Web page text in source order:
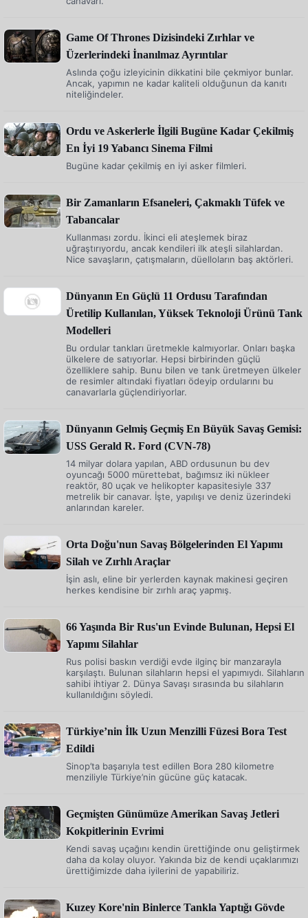
Game Of Thrones Dizisindeki Zırhlar ve
Üzerlerindeki İnanılmaz Ayrıntılar
Aslında çoğu izleyicinin dikkatini bile çekmiyor bunlar.
Ancak, yapımın ne kadar kaliteli olduğunun da kanıtı
niteliğindeler.
Ordu ve Askerlerle İlgili Bugüne Kadar Çekilmiş
En İyi 19 Yabancı Sinema Filmi
Bugüne kadar çekilmiş en iyi asker filmleri.
Bir Zamanların Efsaneleri, Çakmaklı Tüfek ve
Tabancalar
Kullanması zordu. İkinci eli ateşlemek biraz
uğraştırıyordu, ancak kendileri ilk ateşli silahlardan.
Nice savaşların, çatışmaların, düelloların baş aktörleri.
Dünyanın En Güçlü 11 Ordusu Tarafından
Üretilip Kullanılan, Yüksek Teknoloji Ürünü Tank
Modelleri
Bu ordular tankları üretmekle kalmıyorlar. Onları başka
ülkelere de satıyorlar. Hepsi birbirinden güçlü
özelliklere sahip. Bunu bilen ve tank üretmeyen ülkeler
de resimler altındaki fiyatları ödeyip ordularını bu
canavarlarla güçlendiriyorlar.
Dünyanın Gelmiş Geçmiş En Büyük Savaş Gemisi:
USS Gerald R. Ford (CVN-78)
14 milyar dolara yapılan, ABD ordusunun bu dev
oyuncağı 5000 mürettebat, bağımsız iki nükleer
reaktör, 80 uçak ve helikopter kapasitesiyle 337
metrelik bir canavar. İşte, yapılışı ve deniz üzerindeki
anlarından kareler.
Orta Doğu'nun Savaş Bölgelerinden El Yapımı
Silah ve Zırhlı Araçlar
İşin aslı, eline bir yerlerden kaynak makinesi geçiren
herkes kendisine bir zırhlı araç yapmış.
66 Yaşında Bir Rus'un Evinde Bulunan, Hepsi El
Yapımı Silahlar
Rus polisi baskın verdiği evde ilginç bir manzarayla
karşılaştı. Bulunan silahların hepsi el yapımıydı. Silahların
sahibi ihtiyar 2. Dünya Savaşı sırasında bu silahların
kullanıldığını söyledi.
Türkiye’nin İlk Uzun Menzilli Füzesi Bora Test
Edildi
Sinop’ta başarıyla test edillen Bora 280 kilometre
menziliyle Türkiye’nin gücüne güç katacak.
Geçmişten Günümüze Amerikan Savaş Jetleri
Kokpitlerinin Evrimi
Kendi savaş uçağını kendin ürettiğinde onu geliştirmek
daha da kolay oluyor. Yakında biz de kendi uçaklarımızı
ürettiğimizde daha iyilerini de yapabiliriz.
Kuzey Kore'nin Binlerce Tankla Yaptığı Gövde